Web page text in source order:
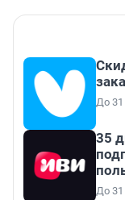
До 31
35
До 31